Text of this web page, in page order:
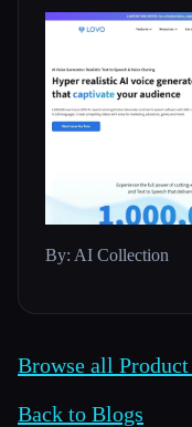
By: AI Collection
Browse all
Back to Blogs